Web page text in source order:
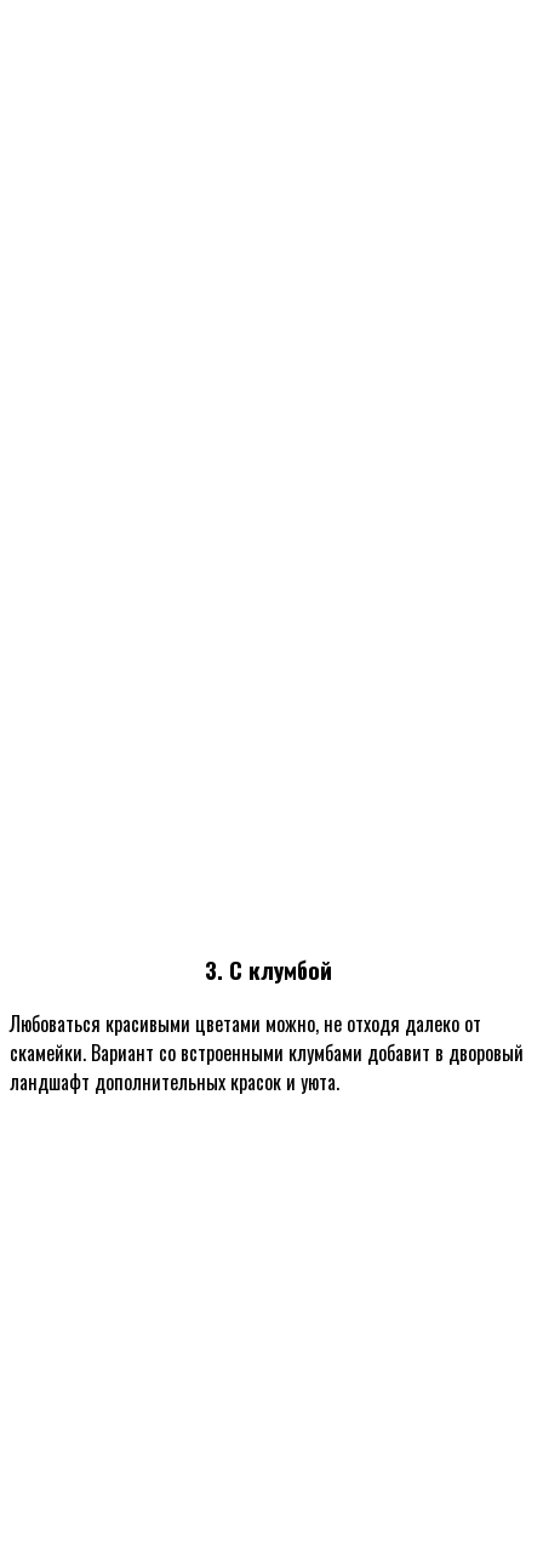
3. С клумбой
Любоваться красивыми цветами можно, не отходя далеко от
скамейки. Вариант со встроенными клумбами добавит в дворовый
ландшафт дополнительных красок и уюта.